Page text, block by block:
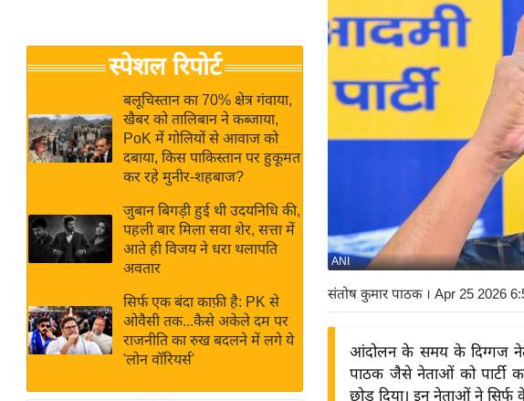
Breaking
News in
Hindi
Hindi
Videos
जगत
राय
बजट
IPL
2026
ई-पेपर
मिसाल बेमिसाल
शख्सियत
यंग इंडिया
स्पेशल रिपोर्ट
बलूचिस्तान का 70% क्षेत्र गंवाया,
खैबर को तालिबान ने कब्जाया,
PoK में गोलियों से आवाज को
दबाया, किस पाकिस्तान पर हुकूमत
कर रहे मुनीर-शहबाज?
जुबान बिगड़ी हुई थी उदयनिधि की,
पहली बार मिला सवा शेर, सत्ता में
आते ही विजय ने धरा थलापति
अवतार
सिर्फ एक बंदा काफ़ी है: PK से
ओवैसी तक...कैसे अकेले दम पर
राजनीति का रुख बदलने में लगे ये
'लोन वॉरियर्स'
ANI
संतोष कुमार पाठक। Apr 25 2026
आंदोलन के समय के दिग्गज
पाठक जैसे नेताओं को पार्टी
छोड़ दिया। इन नेताओं ने